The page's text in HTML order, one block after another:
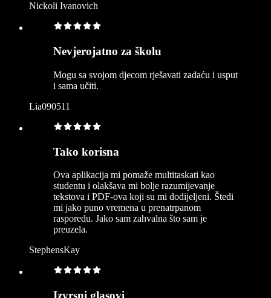
Nickoli Ivanovich
Nevjerojatno za školu
Mogu sa svojom djecom rješavati zadaću i usput
i sama učiti.
Lia090511
Tako korisna
Ova aplikacija mi pomaže multitaskati kao
studentu i olakšava mi bolje razumijevanje
tekstova i PDF-ova koji su mi dodijeljeni. Štedi
mi jako puno vremena u prenatrpanom
rasporedu. Jako sam zahvalna što sam je
preuzela.
StephensKay
Izvrsni glasovi